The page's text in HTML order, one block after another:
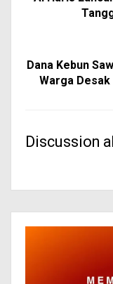
Dana Kebun
Warga
Discussion